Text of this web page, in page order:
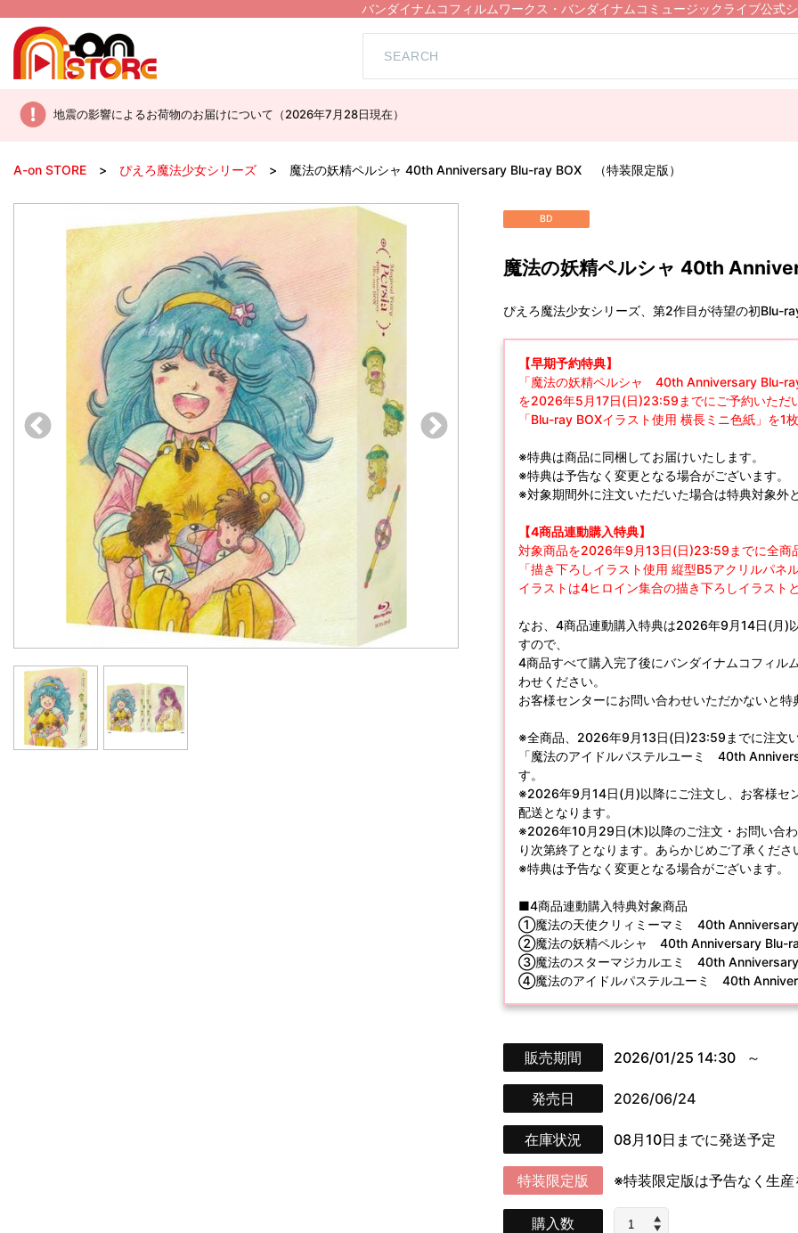
バンダイナムコフィルムワークス・バンダイナムコミュージックライブ公式
地震の影響によるお荷物のお届けについて（2026年7月28日現在）
A-on STORE ぴえろ魔法少女シリーズ 魔法の妖精ペルシャ 40th Anniversary Blu-ray BOX （特装限定版）
BD
魔法の妖精ペルシャ 40th
ぴえろ魔法少女シリーズ、第2作目が待望の初Blu-
【早期予約特典】
「魔法の妖精ペルシャ 40th Anniversary Blu-
を2026年5月17日(日)23:59までにご予約いただ
「Blu-ray BOXイラスト使用 横長ミニ色紙」を1
※特典は商品に同梱してお届けいたします。
※特典は予告なく変更となる場合がございます。
※対象期間外に注文いただいた場合は特典対象外
【4商品連動購入特典】
対象商品を2026年9月13日(日)23:59までに全商
「描き下ろしイラスト使用 縦型B5アクリルパ
イラストは4ヒロイン集合の描き下ろしイラスト
なお、4商品連動購入特典は2026年9月14日(月)
すので、
4商品すべて購入完了後にバンダイナムコフィ
わせください。
お客様センターにお問い合わせいただかないと
※全商品、2026年9月13日(日)23:59までに注文
「魔法のアイドルパステルユーミ 40th
す。
※2026年9月14日(月)以降にご注文し、お客様セ
配送となります。
※2026年10月29日(木)以降のご注文・お問い合
り次第終了となります。あらかじめご了承くださ
※特典は予告なく変更となる場合がございます。
■4商品連動購入特典対象商品
①魔法の天使クリィミーマミ 40th
②魔法の妖精ペルシャ 40th Anniversary Blu-
③魔法のスターマジカルエミ 40th
④魔法のアイドルパステルユーミ 40th
販売期間 2026/01/25 14:30
発売日 2026/06/24
在庫状況 08月10日までに発送予定
特装限定版 ※特装限定版は予告なく生
購入数